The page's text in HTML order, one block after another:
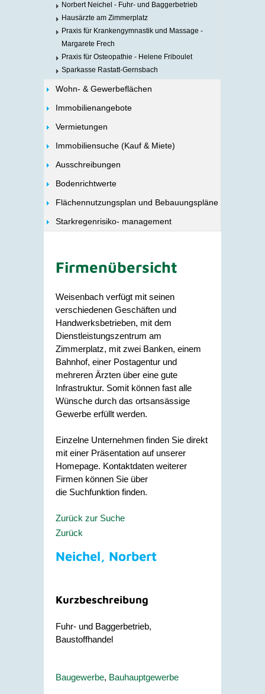
Norbert Neichel - Fuhr- und Baggerbetrieb
Hausärzte am Zimmerplatz
Praxis für Krankengymnastik und Massage -
Margarete Frech
Praxis für Osteopathie - Helene Friboulet
Sparkasse Rastatt-Gernsbach
Wohn- & Gewerbeflächen
Immobilienangebote
Vermietungen
Immobiliensuche (Kauf & Miete)
Ausschreibungen
Bodenrichtwerte
Flächennutzungsplan und Bebauungspläne
Starkregenrisiko- management
Firmenübersicht
Weisenbach verfügt mit seinen
verschiedenen Geschäften und
Handwerksbetrieben, mit dem
Dienstleistungszentrum am
Zimmerplatz, mit zwei Banken, einem
Bahnhof, einer Postagentur und
mehreren Ärzten über eine gute
Infrastruktur. Somit können fast alle
Wünsche durch das ortsansässige
Gewerbe erfüllt werden.
Einzelne Unternehmen finden Sie direkt
mit einer Präsentation auf unserer
Homepage. Kontaktdaten weiterer
Firmen können Sie über
die Suchfunktion finden.
Zurück zur Suche
Zurück
Neichel, Norbert
Kurzbeschreibung
Fuhr- und Baggerbetrieb,
Baustoffhandel
Baugewerbe, Bauhauptgewerbe